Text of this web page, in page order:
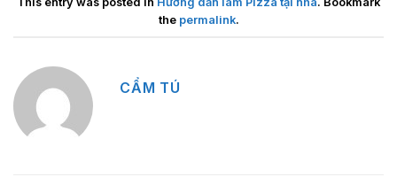
the permalink.
CẨM TÚ